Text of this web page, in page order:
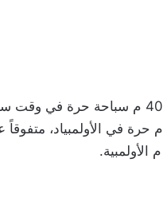
وثأر التونسي بطل 400 م حرة في